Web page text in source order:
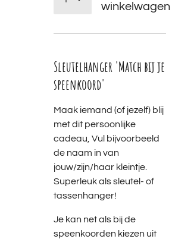
winkelwagen
Sleutelhanger 'Match bij je
speenkoord'
Maak iemand (of jezelf) blij
met dit persoonlijke
cadeau, Vul bijvoorbeeld
de naam in van
jouw/zijn/haar kleintje.
Superleuk als sleutel- of
tassenhanger!
Je kan net als bij de
speenkoorden kiezen uit